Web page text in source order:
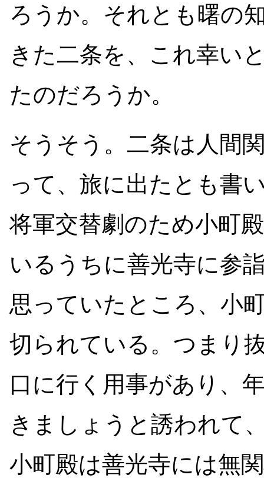
ろうか。それとも曙の
きた二条を、これ幸い
たのだろうか。
そうそう。二条は人間
って、旅に出たとも書
将軍交替劇のため小町
いるうちに善光寺に参
思っていたところ、小
切られている。つまり
口に行く用事があり、
きましょうと誘われて
小町殿は善光寺には無